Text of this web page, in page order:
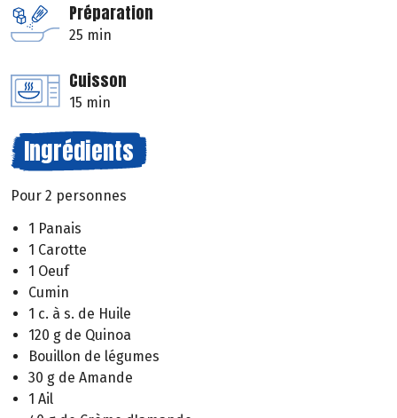
Préparation
25 min
Cuisson
15 min
Ingrédients
Pour 2 personnes
1 Panais
1 Carotte
1 Oeuf
Cumin
1 c. à s. de Huile
120 g de Quinoa
Bouillon de légumes
30 g de Amande
1 Ail